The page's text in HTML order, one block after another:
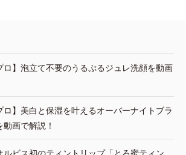
ロ】泡立て不要のうるぷるジュレ洗顔を動画
ロ】美白と保湿を叶えるオーバーナイトブラ
画で解説！
ルビス初のティントリップ「とろ蜜ティン